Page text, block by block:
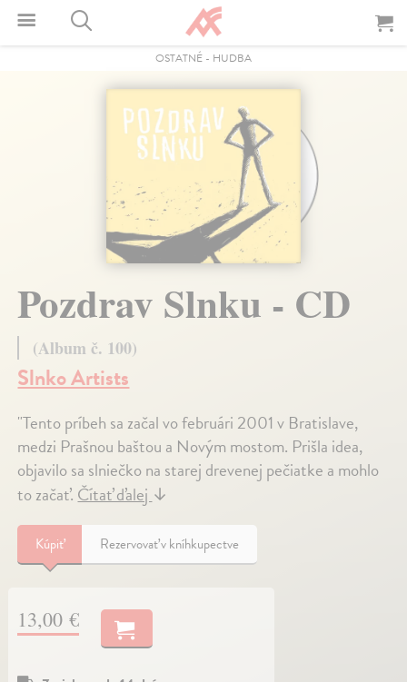
OSTATNÉ - HUDBA
Pozdrav Slnku - CD
(Album č. 100)
Slnko Artists
"Tento príbeh sa začal vo februári 2001 v Bratislave,
medzi Prašnou baštou a Novým mostom. Prišla idea,
objavilo sa slniečko na starej drevenej pečiatke a mohlo
to začať.Čítať ďalej↓
Kúpiť Rezervovať v kníhkupectve
13,00 €